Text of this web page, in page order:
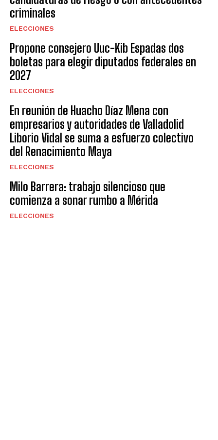
criminales
ELECCIONES
Propone consejero Uuc-Kib Espadas dos
boletas para elegir diputados federales en
2027
ELECCIONES
En reunión de Huacho Díaz Mena con
empresarios y autoridades de Valladolid
Liborio Vidal se suma a esfuerzo colectivo
del Renacimiento Maya
ELECCIONES
Milo Barrera: trabajo silencioso que
comienza a sonar rumbo a Mérida
ELECCIONES